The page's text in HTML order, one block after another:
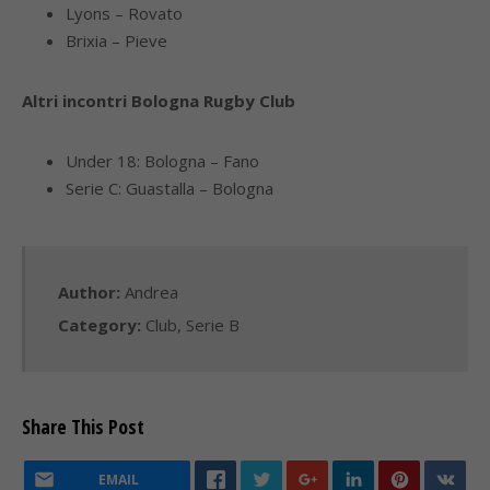
Lyons – Rovato
Brixia – Pieve
Altri incontri Bologna Rugby Club
Under 18: Bologna – Fano
Serie C: Guastalla – Bologna
Author: Andrea
Category: Club, Serie B
Share This Post
EMAIL